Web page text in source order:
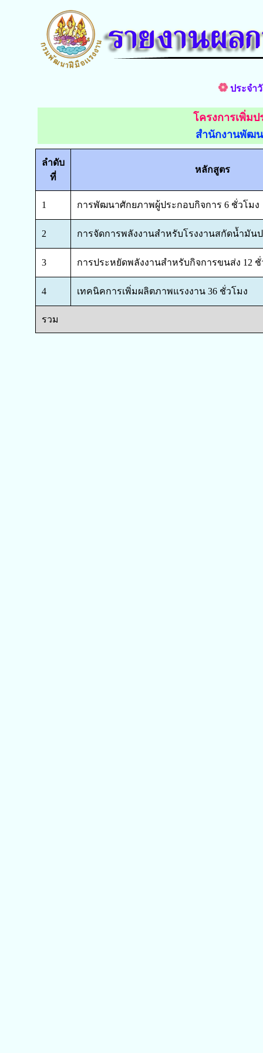
ประจำ
โครงการเพิ่ม
สำนักงานพัฒ
ลำดับ
ที่
หลักสูตร
1 การพัฒนาศักยภาพผู้ประกอบกิจการ 6 ชั่วโมง
2 การจัดการพลังงานสำหรับโรงงานสกัดน้ำมัน
3 การประหยัดพลังงานสำหรับกิจการขนส่ง 12 ชั่
4 เทคนิคการเพิ่มผลิตภาพแรงงาน 36 ชั่วโมง
รวม